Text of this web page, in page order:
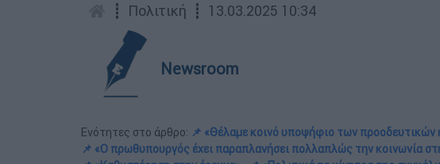
┋ Πολιτική ┋ 13.03.2025 10:34
Newsroom
Ενότητες στο άρθρο: 📌 «Θέλαμε κοινό υποψήφιο των
📌 «Ο πρωθυπουργός έχει παραπλανήσει πολλαπλώς την κοινωνία